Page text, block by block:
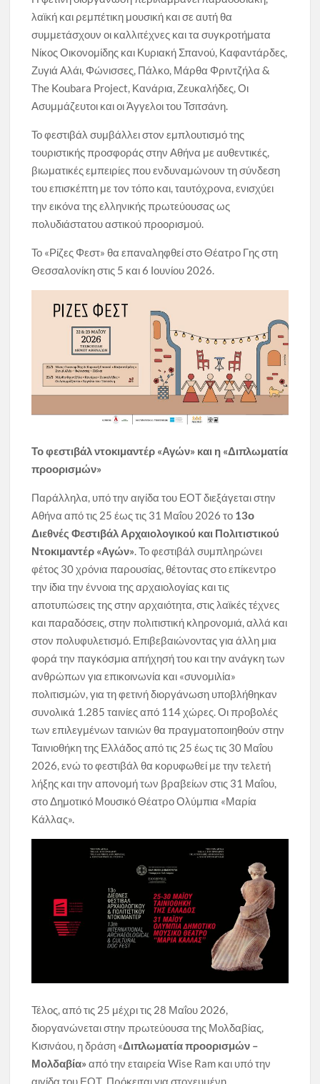
λαϊκή και ρεμπέτικη μουσική και σε αυτή θα
συμμετάσχουν οι καλλιτέχνες και τα συγκροτήματα
Νίκος Οικονομίδης και Κυριακή Σπανού, Καφαντάρδες,
Ζυγιά Αλάι, Φώνισσες, Πάλκο, Μάρθα Φριντζήλα &
The Koubara Project, Κανάρια, Ζευκαλήδες, Οι
Ασυμμάζευτοι και οι Άγγελοι του Τσιτσάνη.
Το φεστιβάλ συμβάλλει στον εμπλουτισμό της
τουριστικής προσφοράς στην Αθήνα με αυθεντικές,
βιωματικές εμπειρίες που ενδυναμώνουν τη σύνδεση
του επισκέπτη με τον τόπο και, ταυτόχρονα, ενισχύει
την εικόνα της ελληνικής πρωτεύουσας ως
πολυδιάστατου αστικού προορισμού.
Το «Ρίζες Φεστ» θα επαναληφθεί στο Θέατρο Γης στη
Θεσσαλονίκη στις 5 και 6 Ιουνίου 2026.
Το φεστιβάλ ντοκιμαντέρ «Αγών» και η «Διπλωματία
προορισμών»
Παράλληλα, υπό την αιγίδα του ΕΟΤ διεξάγεται στην
Αθήνα από τις 25 έως τις 31 Μαΐου 2026 το 13ο
Διεθνές Φεστιβάλ Αρχαιολογικού και Πολιτιστικού
Ντοκιμαντέρ «Αγών». Το φεστιβάλ συμπληρώνει
φέτος 30 χρόνια παρουσίας, θέτοντας στο επίκεντρο
την ίδια την έννοια της αρχαιολογίας και τις
αποτυπώσεις της στην αρχαιότητα, στις λαϊκές τέχνες
και παραδόσεις, στην πολιτιστική κληρονομιά, αλλά και
στον πολυφυλετισμό. Επιβεβαιώνοντας για άλλη μια
φορά την παγκόσμια απήχησή του και την ανάγκη των
ανθρώπων για επικοινωνία και «συνομιλία»
πολιτισμών, για τη φετινή διοργάνωση υποβλήθηκαν
συνολικά 1.285 ταινίες από 114 χώρες. Οι προβολές
των επιλεγμένων ταινιών θα πραγματοποιηθούν στην
Ταινιοθήκη της Ελλάδος από τις 25 έως τις 30 Μαΐου
2026, ενώ το φεστιβάλ θα κορυφωθεί με την τελετή
λήξης και την απονομή των βραβείων στις 31 Μαΐου,
στο Δημοτικό Μουσικό Θέατρο Ολύμπια «Μαρία
Κάλλας».
Τέλος, από τις 25 μέχρι τις 28 Μαΐου 2026,
διοργανώνεται στην πρωτεύουσα της Μολδαβίας,
Κισινάου, η δράση «Διπλωματία προορισμών –
Μολδαβία»από την εταιρεία Wise Ram και υπό την